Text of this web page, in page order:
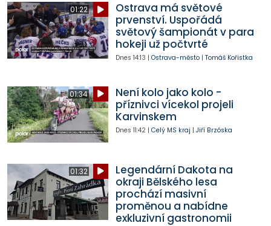
01:22
Ostrava má světové
prvenství. Uspořádá
světový šampionát v para
hokeji už počtvrté
Dnes 14:13 | Ostrava-město| Tomáš Kořistka
01:34
Není kolo jako kolo -
příznivci vícekol projeli
Karvinskem
Dnes 11:42| Celý MS kraj | Jiří Brzóska
01:32
Legendární Dakota na
okraji Bělského lesa
prochází masivní
proměnou a nabídne
exkluzivní gastronomii